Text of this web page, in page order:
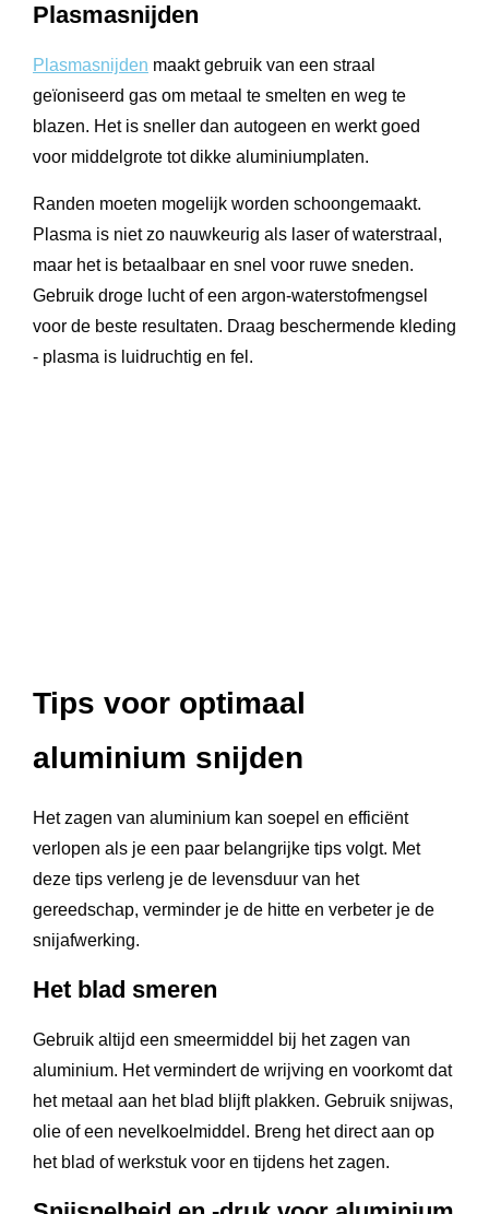
Plasmasnijden
Plasmasnijden maakt gebruik van een straal
geïoniseerd gas om metaal te smelten en weg te
blazen. Het is sneller dan autogeen en werkt goed
voor middelgrote tot dikke aluminiumplaten.
Randen moeten mogelijk worden schoongemaakt.
Plasma is niet zo nauwkeurig als laser of waterstraal,
maar het is betaalbaar en snel voor ruwe sneden.
Gebruik droge lucht of een argon-waterstofmengsel
voor de beste resultaten. Draag beschermende kleding
- plasma is luidruchtig en fel.
Tips voor optimaal
aluminium snijden
Het zagen van aluminium kan soepel en efficiënt
verlopen als je een paar belangrijke tips volgt. Met
deze tips verleng je de levensduur van het
gereedschap, verminder je de hitte en verbeter je de
snijafwerking.
Het blad smeren
Gebruik altijd een smeermiddel bij het zagen van
aluminium. Het vermindert de wrijving en voorkomt dat
het metaal aan het blad blijft plakken. Gebruik snijwas,
olie of een nevelkoelmiddel. Breng het direct aan op
het blad of werkstuk voor en tijdens het zagen.